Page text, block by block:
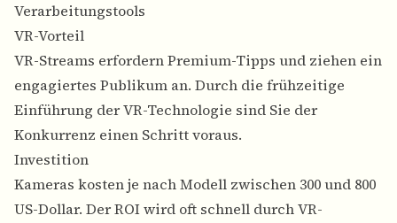
Verarbeitungstools
VR-Vorteil
VR-Streams erfordern Premium-Tipps und ziehen ein
engagiertes Publikum an. Durch die frühzeitige
Einführung der VR-Technologie sind Sie der
Konkurrenz einen Schritt voraus.
Investition
Kameras kosten je nach Modell zwischen 300 und 800
US-Dollar. Der ROI wird oft schnell durch VR-